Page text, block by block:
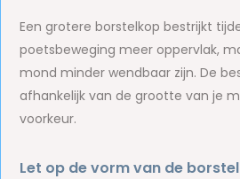
Een grotere borstelkop bestrijkt
poetsbeweging meer oppervlak,
mond minder wendbaar zijn. De
afhankelijk van de grootte van je
voorkeur.
Let op de vorm van de